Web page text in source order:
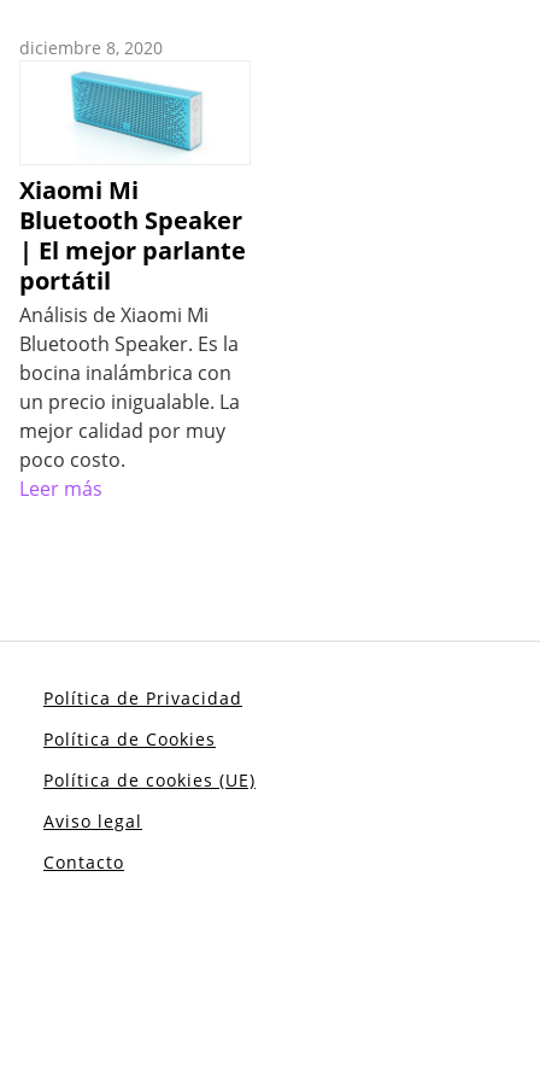
diciembre 8, 2020
Xiaomi Mi
Bluetooth Speaker
| El mejor parlante
portátil
Análisis de Xiaomi Mi
Bluetooth Speaker. Es la
bocina inalámbrica con
un precio inigualable. La
mejor calidad por muy
poco costo.
Leer más
Política de Privacidad
Política de Cookies
Política de cookies (UE)
Aviso legal
Contacto